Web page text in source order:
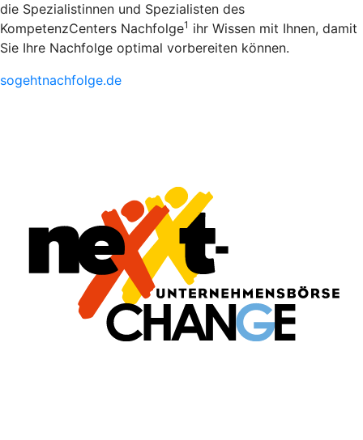
die Spezialistinnen und Spezialisten des
KompetenzCenters Nachfolge1 ihr Wissen mit Ihnen, damit
Sie Ihre Nachfolge optimal vorbereiten können.
sogehtnachfolge.de